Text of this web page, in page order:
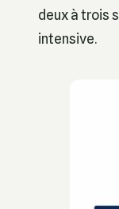
deux à trois
intensive.